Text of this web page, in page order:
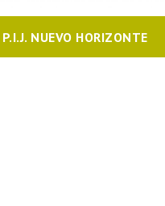
P.I.J. NUEVO HORIZONTE